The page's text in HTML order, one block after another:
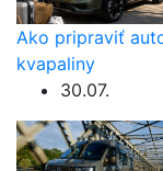
Ako pripraviť
kvapaliny
30.07.